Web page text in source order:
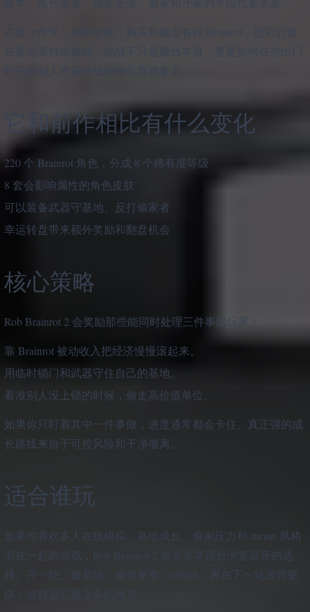
它和前作相比有什么变化
220 个 Brainrot 角色，分成 8 个稀有度等级
8 套会影响属性的角色皮肤
可以装备武器守基地、反打偷家者
幸运转盘带来额外奖励和翻盘机会
核心策略
Rob Brainrot 2 会奖励那些能同时处理三件事的玩家：
靠 Brainrot 被动收入把经济慢慢滚起来。
用临时锁门和武器守住自己的基地。
看准别人没上锁的时候，偷走高价值单位。
如果你只盯着其中一件事做，进度通常都会卡住。真正强的成
长路线来自于可控风险和干净撤离。
适合谁玩
如果你喜欢多人在线模拟、基地成长、偷家压力和 meme 风格
混在一起的游戏，Rob Brainrot 2 会是非常适合浏览器开的选
择。开一轮、做基地、偷得更准、rebirth，再在下一轮滚得更
快，这就是它最上头的地方。